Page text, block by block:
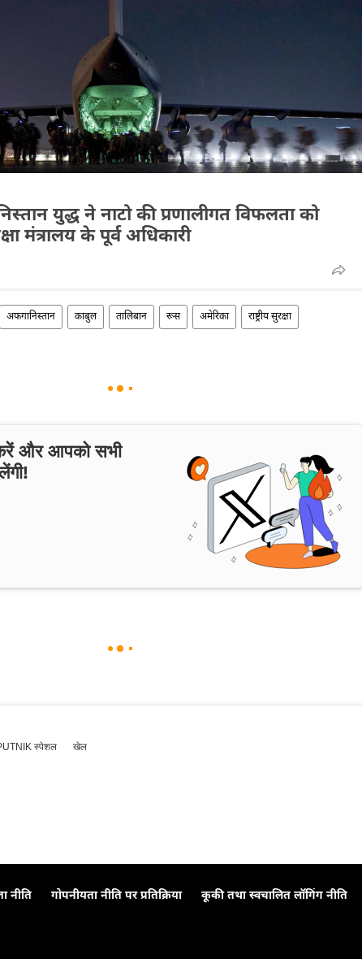
युद्ध ने नाटो की प्रणालीगत विफलता को
मंत्रालय के पूर्व अधिकारी
अफगानिस्तान काबुल तालिबान रूस अमेरिका राष्ट्रीय सुरक्षा
और आपको सभी
स्पेशल खेल
नीति गोपनीयता नीति पर प्रतिक्रिया कूकी तथा स्वचालित लॉगिंग नीति